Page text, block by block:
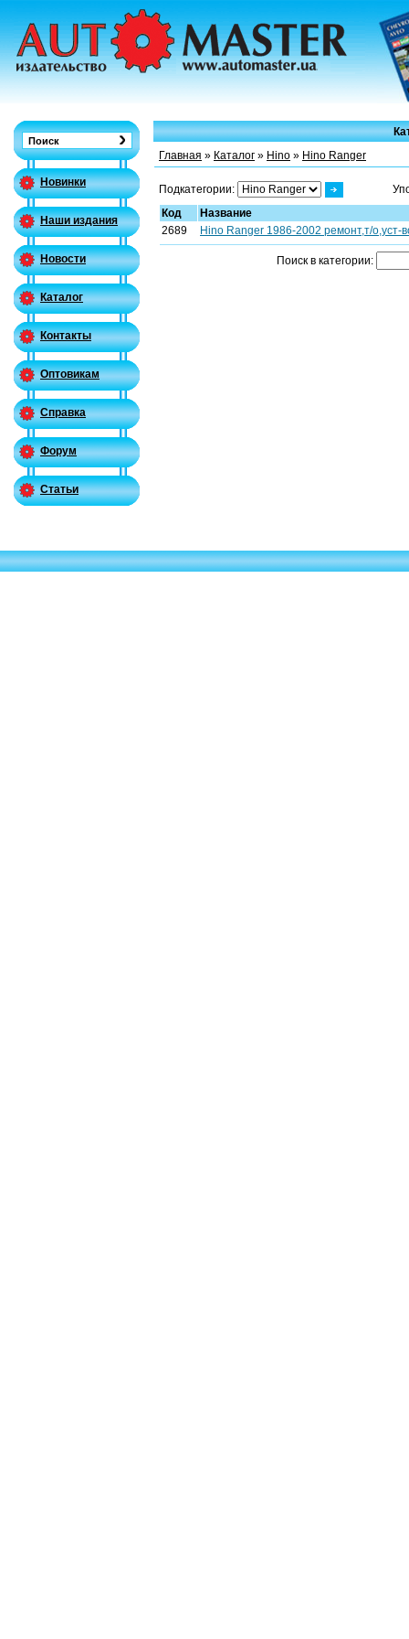
Новинки
Наши издания
Новости
Каталог
Контакты
Оптовикам
Справка
Форум
Статьи
Главная » Каталог » Hino » Hino Ranger
Подкатегории:
Код
Название
2689
Hino Ranger 1986-2002 ремонт,т/о,уст-
Поиск в категории: